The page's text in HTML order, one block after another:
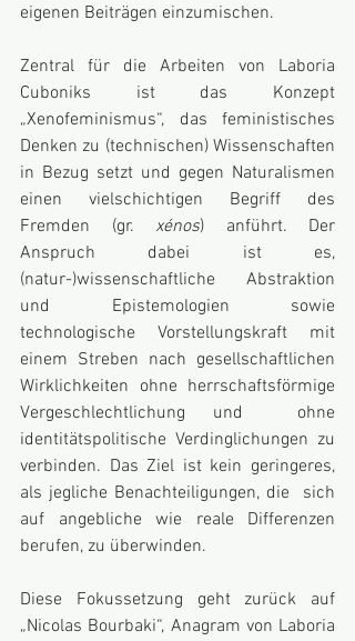
eigenen Beiträgen einzumischen.
Zentral für die Arbeiten von Laboria
Cuboniks ist das Konzept
„Xenofeminismus“, das feministisches
Denken zu (technischen) Wissenschaften
in Bezug setzt und gegen Naturalismen
einen vielschichtigen Begriff des
Fremden (gr. xénos) anführt. Der
Anspruch dabei ist es,
(natur-)wissenschaftliche Abstraktion
und Epistemologien sowie
technologische Vorstellungskraft mit
einem Streben nach gesellschaftlichen
Wirklichkeiten ohne herrschaftsförmige
Vergeschlechtlichung und  ohne
identitätspolitische Verdinglichungen zu
verbinden. Das Ziel ist kein geringeres,
als jegliche Benachteiligungen, die  sich
auf angebliche wie reale Differenzen
berufen, zu überwinden.
Diese Fokussetzung geht zurück auf
„Nicolas Bourbaki“, Anagram von Laboria